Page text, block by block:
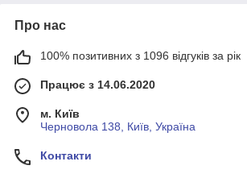
Про нас
100% позитивних з 1096 відгуків за рік
Працює з 14.06.2020
м. Київ
Черновола 138, Київ, Україна
Контакти